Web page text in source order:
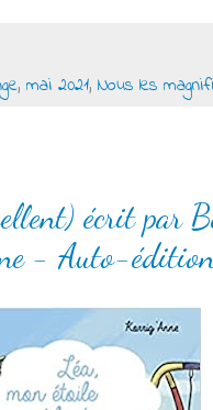
, mai 2021, Nous les
écrit par
- Auto-